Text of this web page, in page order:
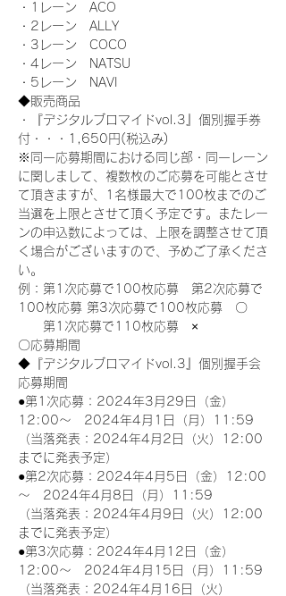
・1レーン　ACO
・2レーン　ALLY
・3レーン　COCO
・4レーン　NATSU
・5レーン　NAVI
◆販売商品
・『デジタルブロマイドvol.3』個別握手券
付・・・1,650円(税込み)
※同一応募期間における同じ部・同一レーン
に関しまして、複数枚のご応募を可能とさせ
て頂きますが、1名様最大で100枚までのご
当選を上限とさせて頂く予定です。またレー
ンの申込数によっては、上限を調整させて頂
く場合がございますので、予めご了承くださ
い。
例：第1次応募で100枚応募　第2次応募で
100枚応募 第3次応募で100枚応募　〇
第1次応募で110枚応募　×
〇応募期間
◆『デジタルブロマイドvol.3』個別握手会
応募期間
●第1次応募：2024年3月29日（金）
12:00～　2024年4月1日（月）11:59
（当落発表：2024年4月2日（火）12:00
までに発表予定）
●第2次応募：2024年4月5日（金）12:00
～　2024年4月8日（月）11:59
（当落発表：2024年4月9日（火）12:00
までに発表予定）
●第3次応募：2024年4月12日（金）
12:00～　2024年4月15日（月）11:59
（当落発表：2024年4月16日（火）